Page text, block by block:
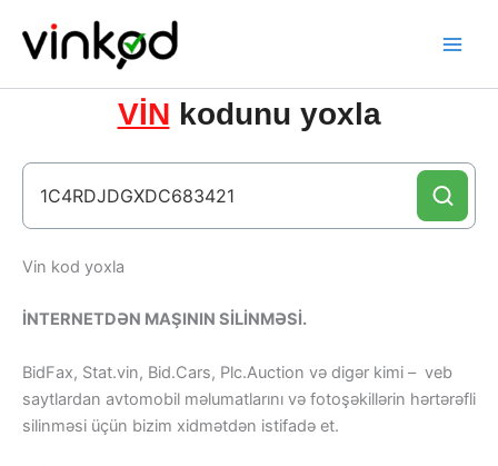
content
VİN kodunu yoxla
Vin kod yoxla
İNTERNETDƏN MAŞININ SİLİNMƏSİ.
BidFax, Stat.vin, Bid.Cars, Plc.Auction və digər kimi – veb
saytlardan avtomobil məlumatlarını və fotoşəkillərin hərtərəfli
silinməsi üçün bizim xidmətdən istifadə et.